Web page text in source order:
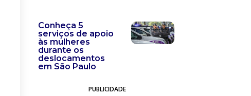
Conheça 5
serviços de apoio
às mulheres
durante os
deslocamentos
em São Paulo
PUBLICIDADE